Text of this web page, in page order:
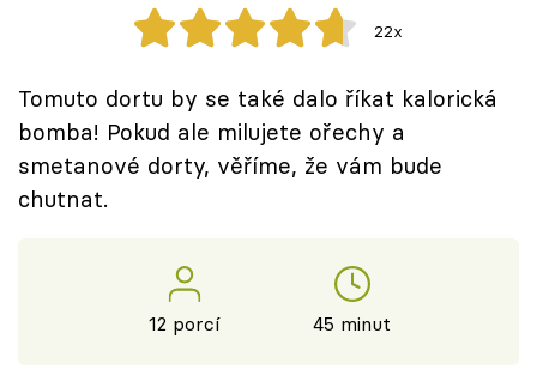
Sledujte prima+
Přihlášení
Sledujte nás
22x
Tomuto dortu by se také dalo říkat kalorická
bomba! Pokud ale milujete ořechy a
smetanové dorty, věříme, že vám bude
chutnat.
12 porcí 45 minut